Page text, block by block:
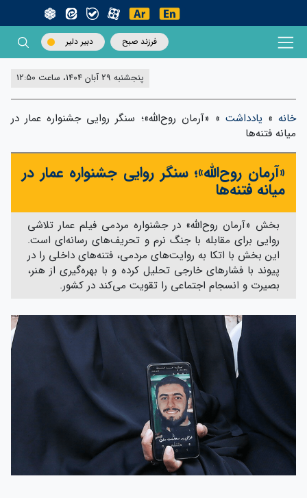
فرزند صبح دبیر دلیر
پنجشنبه 29 آبان 1404، ساعت 12:50
خانه» یادداشت » «آرمان روح‌الله»؛ سنگر روایی جشنواره عمار در
میانه فتنه‌ها
«آرمان روح‌الله»؛ سنگر روایی جشنواره عمار در
میانه فتنه‌ها
بخش «آرمان روح‌الله» در جشنواره مردمی فیلم عمار تلاشی
روایی برای مقابله با جنگ نرم و تحریف‌های رسانه‌ای است.
این بخش با اتکا به روایت‌های مردمی، فتنه‌های داخلی را در
پیوند با فشارهای خارجی تحلیل کرده و با بهره‌گیری از هنر،
بصیرت و انسجام اجتماعی را تقویت می‌کند در کشور.